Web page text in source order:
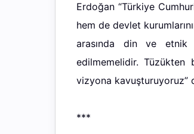
Erdoğan “Türkiye
hem de devlet
arasında din ve etnik
edilmemelidir. Tüzükten
vizyona kavuşturuyoruz”
***